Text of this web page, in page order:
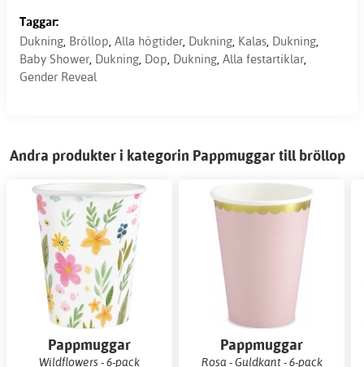
Taggar:
Dukning, Bröllop, Alla högtider, Dukning, Kalas, Dukning,
Baby Shower, Dukning, Dop, Dukning, Alla festartiklar,
Gender Reveal
Andra produkter i kategorin Pappmuggar till bröllop
Pappmuggar
Wildflowers - 6-pack
Pappmuggar
Rosa - Guldkant - 6-pack